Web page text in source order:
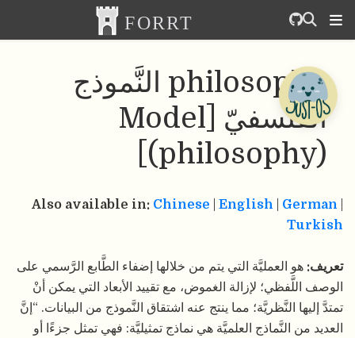
philosophy النَّموذج
الفلسفيّ [Model
Also available in:Chinese |English
التي يتم من خلالها إضفاء الطَّابع الرَّسمي على
لإزالة الغموض، مع تقييد الأبعاد التي يمكن أنْ
مما ينتج عنه اشتقاق النَّموذج من البيانات. “إنَّ
العلميَّة هي نماذج تمثيليَّة: فهي تمثل جزءًا أو